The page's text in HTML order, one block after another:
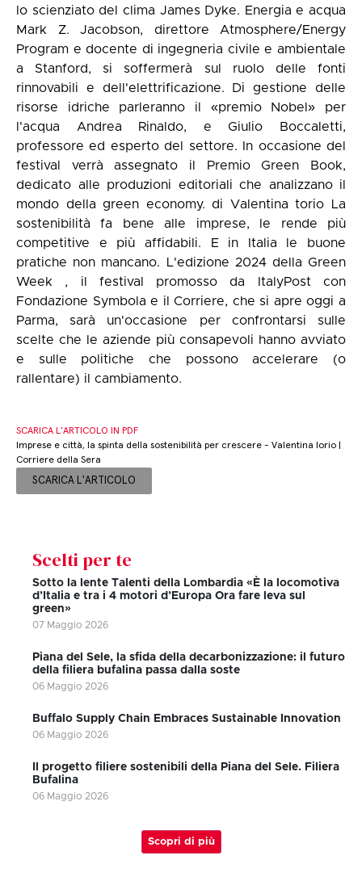
lo scienziato del clima James Dyke. Energia e acqua
Mark Z. Jacobson, direttore Atmosphere/Energy
Program e docente di ingegneria civile e ambientale
a Stanford, si soffermerà sul ruolo delle fonti
rinnovabili e dell'elettrificazione. Di gestione delle
risorse idriche parleranno il «premio Nobel» per
l'acqua Andrea Rinaldo, e Giulio Boccaletti,
professore ed esperto del settore. In occasione del
festival verrà assegnato il Premio Green Book,
dedicato alle produzioni editoriali che analizzano il
mondo della green economy. di Valentina torio La
sostenibilità fa bene alle imprese, le rende più
competitive e più affidabili. E in Italia le buone
pratiche non mancano. L'edizione 2024 della Green
Week , il festival promosso da ItalyPost con
Fondazione Symbola e il Corriere, che si apre oggi a
Parma, sarà un'occasione per confrontarsi sulle
scelte che le aziende più consapevoli hanno avviato
e sulle politiche che possono accelerare (o
rallentare) il cambiamento.
SCARICA L’ARTICOLO IN PDF
Imprese e città, la spinta della sostenibilità per crescere - Valentina Iorio |
Corriere della Sera
SCARICA L'ARTICOLO
Scelti per te
Sotto la lente Talenti della Lombardia «È la locomotiva
d’Italia e tra i 4 motori d’Europa Ora fare leva sul
green»
07 Maggio 2026
Piana del Sele, la sfida della decarbonizzazione: il futuro
della filiera bufalina passa dalla soste
06 Maggio 2026
Buffalo Supply Chain Embraces Sustainable Innovation
06 Maggio 2026
Il progetto filiere sostenibili della Piana del Sele. Filiera
Bufalina
06 Maggio 2026
Scopri di più